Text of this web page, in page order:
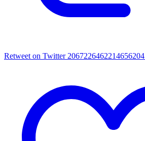
Retweet on Twitter 2067226462214656204